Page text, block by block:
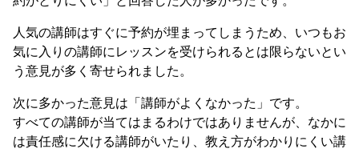
人気の講師はすぐに予約が埋まってしまうため、いつもお
気に入りの講師にレッスンを受けられるとは限らないとい
う意見が多く寄せられました。
次に多かった意見は「講師がよくなかった」です。
すべての講師が当てはまるわけではありませんが、なかに
は責任感に欠ける講師がいたり、教え方がわかりにくい講